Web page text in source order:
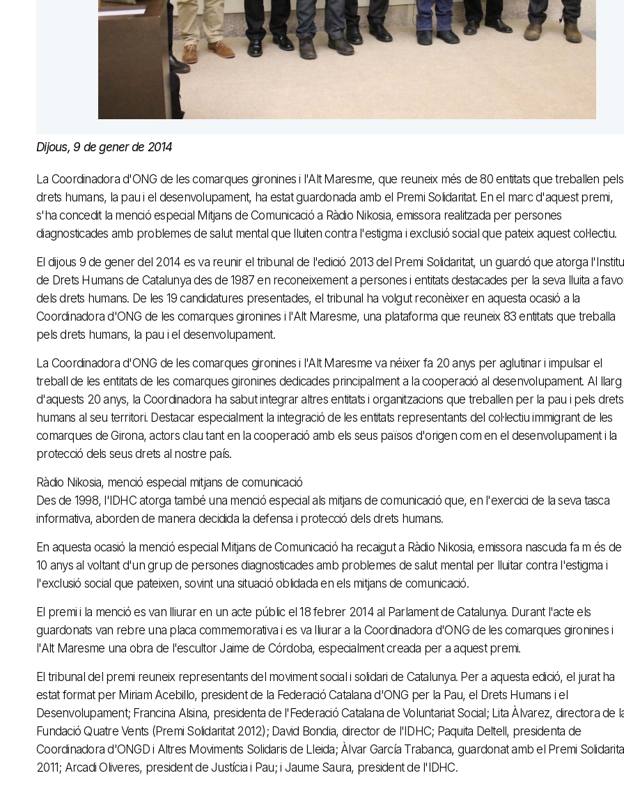
Dijous, 9 de gener de 2014
La Coordinadora d'ONG de les comarques gironines i l'Alt Maresme, que reuneix més de 80 entitats que treballen pels
drets humans, la pau i el desenvolupament, ha estat guardonada amb el Premi Solidaritat. En el marc d'aquest premi,
s'ha concedit la menció especial Mitjans de Comunicació a Ràdio Nikosia, emissora realitzada per persones
diagnosticades amb problemes de salut mental que lluiten contra l'estigma i exclusió social que pateix aquest col·lectiu.
El dijous 9 de gener del 2014 es va reunir el tribunal de l'edició 2013 del Premi Solidaritat, un guardó que atorga
de Drets Humans de Catalunya des de 1987 en reconeixement a persones i entitats destacades per la seva lluita a
dels drets humans. De les 19 candidatures presentades, el tribunal ha volgut reconèixer en aquesta ocasió a la
Coordinadora d'ONG de les comarques gironines i l'Alt Maresme, una plataforma que reuneix 83 entitats que treballa
pels drets humans, la pau i el desenvolupament.
La Coordinadora d'ONG de les comarques gironines i l'Alt Maresme va néixer fa 20 anys per aglutinar i impulsar el
treball de les entitats de les comarques gironines dedicades principalment a la cooperació al desenvolupament. Al llarg
d'aquests 20 anys, la Coordinadora ha sabut integrar altres entitats i organitzacions que treballen per la pau i pels drets
humans al seu territori. Destacar especialment la integració de les entitats representants del col·lectiu immigrant de les
comarques de Girona, actors clau tant en la cooperació amb els seus països d'origen com en el desenvolupament i la
protecció dels seus drets al nostre país.
Ràdio Nikosia, menció especial mitjans de comunicació
Des de 1998, l'IDHC atorga també una menció especial als mitjans de comunicació que, en l'exercici de la seva tasca
informativa, aborden de manera decidida la defensa i protecció dels drets humans.
En aquesta ocasió la menció especial Mitjans de Comunicació ha recaigut a Ràdio Nikosia, emissora nascuda fa m és de
10 anys al voltant d'un grup de persones diagnosticades amb problemes de salut mental per lluitar contra l'estigma i
l'exclusió social que pateixen, sovint una situació oblidada en els mitjans de comunicació.
El premi i la menció es van lliurar en un acte públic el 18 febrer 2014 al Parlament de Catalunya. Durant l'acte els
guardonats van rebre una placa commemorativa i es va lliurar a la Coordinadora d'ONG de les comarques gironines i
l'Alt Maresme una obra de l'escultor Jaime de Córdoba, especialment creada per a aquest premi.
El tribunal del premi reuneix representants del moviment social i solidari de Catalunya. Per a aquesta edició, el jurat ha
estat format per Miriam Acebillo, president de la Federació Catalana d'ONG per la Pau, el Drets Humans i el
Desenvolupament; Francina Alsina, presidenta de l'Federació Catalana de Voluntariat Social; Lita Àlvarez, directora de
Fundació Quatre Vents (Premi Solidaritat 2012); David Bondia, director de l'IDHC; Paquita Deltell, presidenta de
Coordinadora d'ONGD i Altres Moviments Solidaris de Lleida; Àlvar García Trabanca, guardonat amb el Premi
2011; Arcadi Oliveres, president de Justícia i Pau; i Jaume Saura, president de l'IDHC.